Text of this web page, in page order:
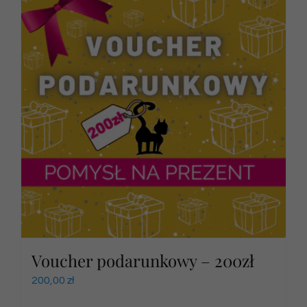
Voucher podarunkowy – 200zł
200,00 zł